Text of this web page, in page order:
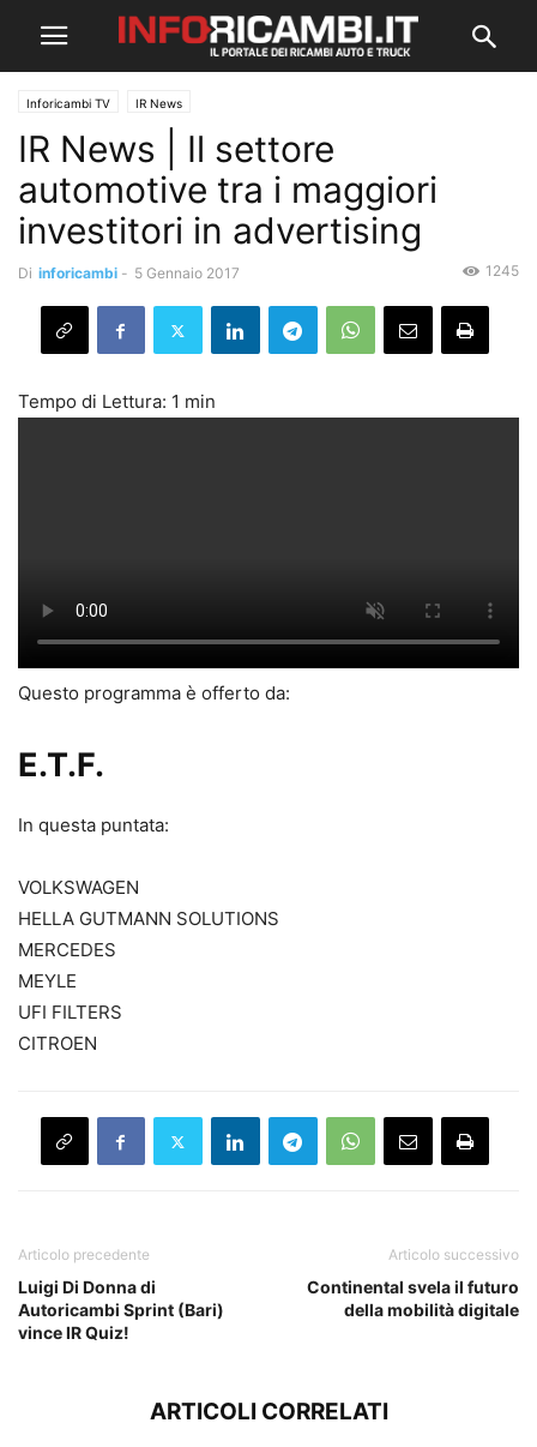
Inforicambi TV IR News
IR News | Il settore
automotive tra i maggiori
investitori in advertising
Di inforicambi - 5 Gennaio 2017 1245
Questo programma è offerto da:
E.T.F.
In questa puntata:
VOLKSWAGEN
HELLA GUTMANN SOLUTIONS
MERCEDES
MEYLE
UFI FILTERS
CITROEN
Articolo precedente
Luigi Di Donna di
Autoricambi Sprint (Bari)
vince IR Quiz!
Articolo successivo
Continental svela il futuro
della mobilità digitale
ARTICOLI CORRELATI